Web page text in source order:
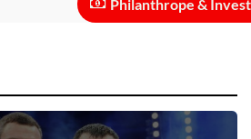
Philanthrope &